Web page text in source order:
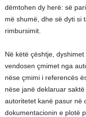
dëmtohen dy herë: së
më shumë, dhe së dyti si
rimbursimit.
Në këtë çështje,
vendosen çmimet nga
nëse çmimi i referencës
nëse janë deklaruar
autoritetet kanë pasur në
dokumentacionin e plotë